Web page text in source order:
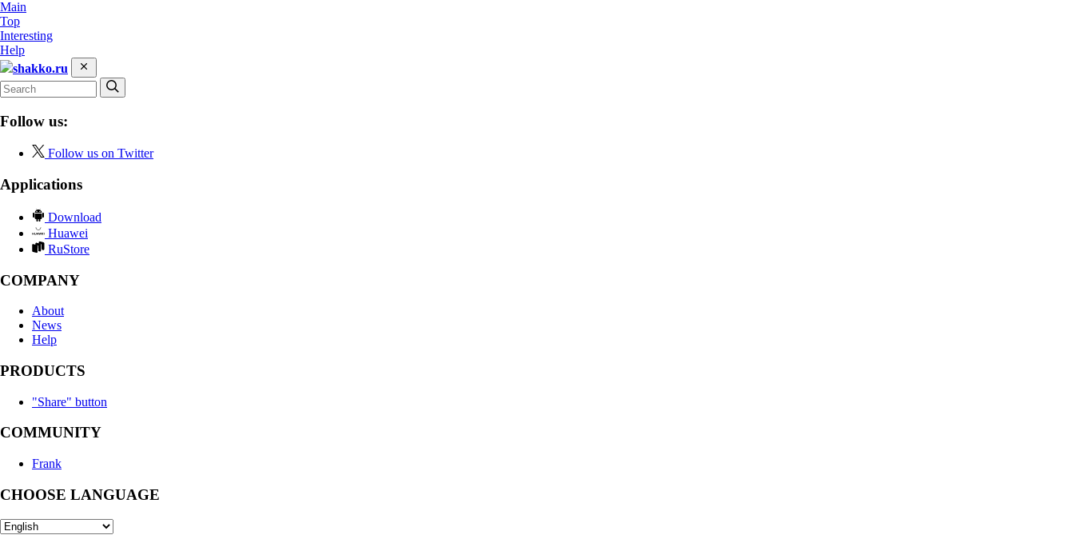
Main
Top
Interesting
Help
shakko.ru
Follow us:
Follow us on Twitter
Applications
Download
Huawei
RuStore
COMPANY
About
News
Help
PRODUCTS
"Share" button
COMMUNITY
Frank
CHOOSE LANGUAGE